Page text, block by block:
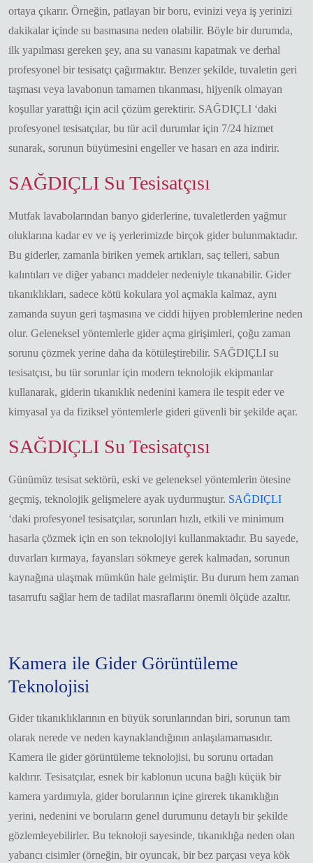
ortaya çıkarır. Örneğin, patlayan bir boru, evinizi veya iş yerinizi
dakikalar içinde su basmasına neden olabilir. Böyle bir durumda,
ilk yapılması gereken şey, ana su vanasını kapatmak ve derhal
profesyonel bir tesisatçı çağırmaktır. Benzer şekilde, tuvaletin geri
taşması veya lavabonun tamamen tıkanması, hijyenik olmayan
koşullar yarattığı için acil çözüm gerektirir. SAĞDIÇLI ‘daki
profesyonel tesisatçılar, bu tür acil durumlar için 7/24 hizmet
sunarak, sorunun büyümesini engeller ve hasarı en aza indirir.
SAĞDIÇLI Su Tesisatçısı
Mutfak lavabolarından banyo giderlerine, tuvaletlerden yağmur
oluklarına kadar ev ve iş yerlerimizde birçok gider bulunmaktadır.
Bu giderler, zamanla biriken yemek artıkları, saç telleri, sabun
kalıntıları ve diğer yabancı maddeler nedeniyle tıkanabilir. Gider
tıkanıklıkları, sadece kötü kokulara yol açmakla kalmaz, aynı
zamanda suyun geri taşmasına ve ciddi hijyen problemlerine neden
olur. Geleneksel yöntemlerle gider açma girişimleri, çoğu zaman
sorunu çözmek yerine daha da kötüleştirebilir. SAĞDIÇLI su
tesisatçısı, bu tür sorunlar için modern teknolojik ekipmanlar
kullanarak, giderin tıkanıklık nedenini kamera ile tespit eder ve
kimyasal ya da fiziksel yöntemlerle gideri güvenli bir şekilde açar.
SAĞDIÇLI Su Tesisatçısı
Günümüz tesisat sektörü, eski ve geleneksel yöntemlerin ötesine
geçmiş, teknolojik gelişmelere ayak uydurmuştur. SAĞDIÇLI
‘daki profesyonel tesisatçılar, sorunları hızlı, etkili ve minimum
hasarla çözmek için en son teknolojiyi kullanmaktadır. Bu sayede,
duvarları kırmaya, fayansları sökmeye gerek kalmadan, sorunun
kaynağına ulaşmak mümkün hale gelmiştir. Bu durum hem zaman
tasarrufu sağlar hem de tadilat masraflarını önemli ölçüde azaltır.
Kamera ile Gider Görüntüleme
Teknolojisi
Gider tıkanıklıklarının en büyük sorunlarından biri, sorunun tam
olarak nerede ve neden kaynaklandığının anlaşılamamasıdır.
Kamera ile gider görüntüleme teknolojisi, bu sorunu ortadan
kaldırır. Tesisatçılar, esnek bir kablonun ucuna bağlı küçük bir
kamera yardımıyla, gider borularının içine girerek tıkanıklığın
yerini, nedenini ve boruların genel durumunu detaylı bir şekilde
gözlemleyebilirler. Bu teknoloji sayesinde, tıkanıklığa neden olan
yabancı cisimler (örneğin, bir oyuncak, bir bez parçası veya kök